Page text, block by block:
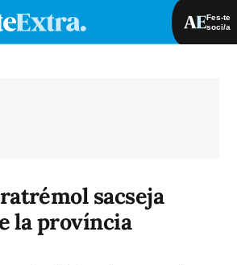
Fes-te
soci/a
sacseja
la província